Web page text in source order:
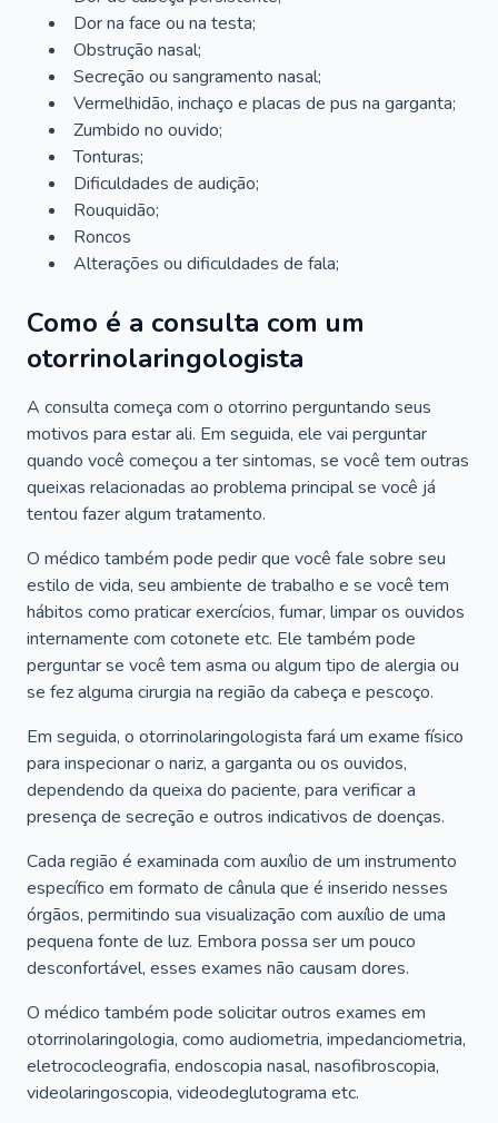
Dor na face ou na testa;
Obstrução nasal;
Secreção ou sangramento nasal;
Vermelhidão, inchaço e placas de pus na garganta;
Zumbido no ouvido;
Tonturas;
Dificuldades de audição;
Rouquidão;
Roncos
Alterações ou dificuldades de fala;
Como é a consulta com um
otorrinolaringologista
A consulta começa com o otorrino perguntando seus
motivos para estar ali. Em seguida, ele vai perguntar
quando você começou a ter sintomas, se você tem outras
queixas relacionadas ao problema principal se você já
tentou fazer algum tratamento.
O médico também pode pedir que você fale sobre seu
estilo de vida, seu ambiente de trabalho e se você tem
hábitos como praticar exercícios, fumar, limpar os ouvidos
internamente com cotonete etc. Ele também pode
perguntar se você tem asma ou algum tipo de alergia ou
se fez alguma cirurgia na região da cabeça e pescoço.
Em seguida, o otorrinolaringologista fará um exame físico
para inspecionar o nariz, a garganta ou os ouvidos,
dependendo da queixa do paciente, para verificar a
presença de secreção e outros indicativos de doenças.
Cada região é examinada com auxílio de um instrumento
específico em formato de cânula que é inserido nesses
órgãos, permitindo sua visualização com auxílio de uma
pequena fonte de luz. Embora possa ser um pouco
desconfortável, esses exames não causam dores.
O médico também pode solicitar outros exames em
otorrinolaringologia, como audiometria, impedanciometria,
eletrococleografia, endoscopia nasal, nasofibroscopia,
videolaringoscopia, videodeglutograma etc.